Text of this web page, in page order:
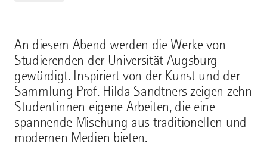
An diesem Abend werden die Werke von
Studierenden der Universität Augsburg
gewürdigt. Inspiriert von der Kunst und der
Sammlung Prof. Hilda Sandtners zeigen zehn
Studentinnen eigene Arbeiten, die eine
spannende Mischung aus traditionellen und
modernen Medien bieten.